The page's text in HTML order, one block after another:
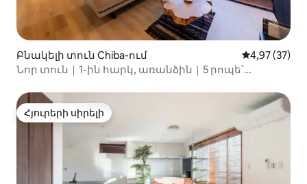
Բնակելի տուն Chiba-ում Միջին
4,97 (37)
Նոր տուն｜1-ին հարկ, առանձին｜5 րոպե՝
Հյուրերի սիրելի
Հյուրերի սիրելի